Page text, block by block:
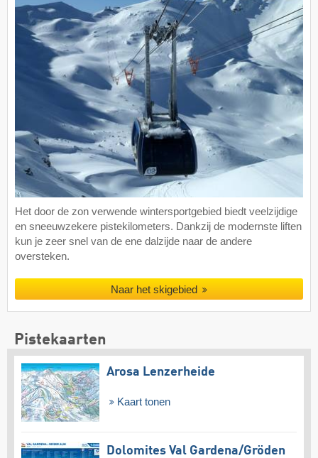
Het door de zon verwende wintersportgebied biedt veelzijdige
en sneeuwzekere pistekilometers. Dankzij de modernste liften
kun je zeer snel van de ene dalzijde naar de andere
oversteken.
Naar het skigebied
Pistekaarten
Arosa Lenzerheide
Kaart tonen
Dolomites Val Gardena/​Gröden